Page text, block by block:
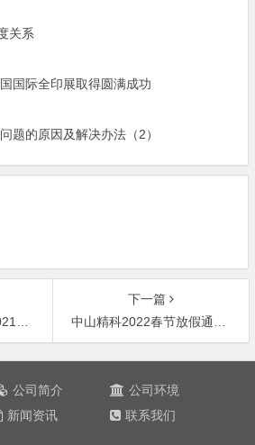
关系
国际全印展取得圆满成功
题的原因及解决办法（2）
展
下一篇
中山精科2022春节放假通知！
公司简介
公司环境
新闻资讯 联系我们